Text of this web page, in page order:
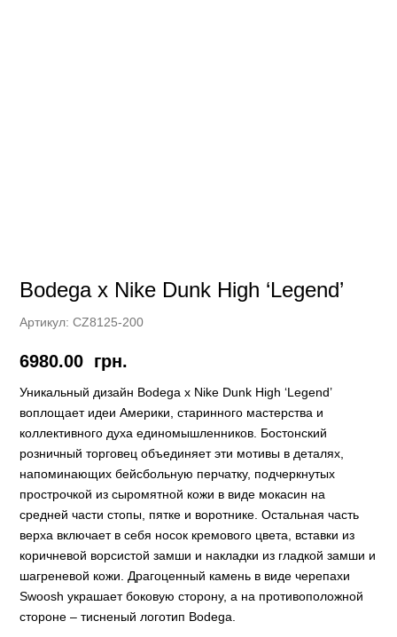
Bodega x Nike Dunk High ‘Legend’
Артикул:CZ8125-200
6980.00 грн.
Уникальный дизайн Bodega x Nike Dunk High ‘Legend’
воплощает идеи Америки, старинного мастерства и
коллективного духа единомышленников. Бостонский
розничный торговец объединяет эти мотивы в деталях,
напоминающих бейсбольную перчатку, подчеркнутых
прострочкой из сыромятной кожи в виде мокасин на
средней части стопы, пятке и воротнике. Остальная часть
верха включает в себя носок кремового цвета, вставки из
коричневой ворсистой замши и накладки из гладкой замши и
шагреневой кожи. Драгоценный камень в виде черепахи
Swoosh украшает боковую сторону, а на противоположной
стороне – тисненый логотип Bodega.